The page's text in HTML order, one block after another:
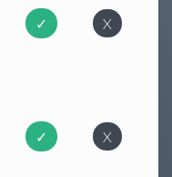
✓ X
✓ X